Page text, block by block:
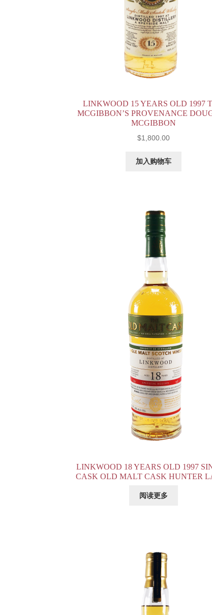
LINKWOOD 15 YEARS OLD 1997
MCGIBBON’S PROVENANCE
MCGIBBON
$1,800.00
加入购物车
LINKWOOD 18 YEARS OLD 1997
CASK OLD MALT CASK HUNTER
阅读更多